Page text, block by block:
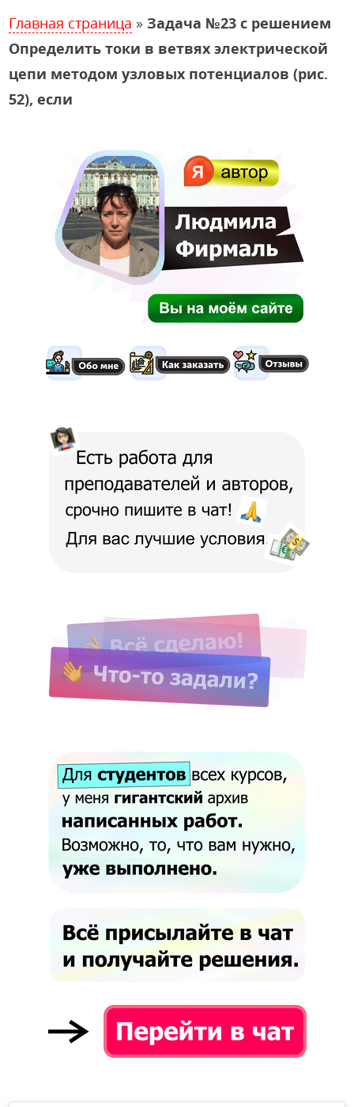
Главная страница » Задача №23 с решением
Определить токи в ветвях электрической
цепи методом узловых потенциалов (рис.
52), если